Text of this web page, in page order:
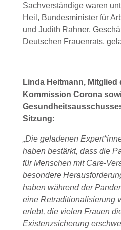
Sachverständige waren
Heil, Bundesminister für
und Judith Rahner,
Deutschen Frauenrats,
Linda Heitmann, Mitglied
Kommission Corona
Sitzung:
„Die geladenen
haben bestärkt, dass die
für Menschen mit Care-
besondere
haben während der
eine Retraditionalisierung
erlebt, die vielen Frauen
Existenzsicherung